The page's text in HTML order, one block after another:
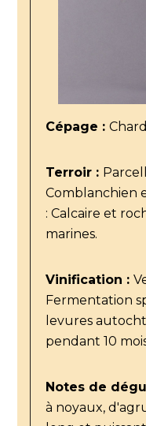
Cépage :
Terroir :
Comblanchien
: Calcaire et
marines.
Vinification :
Fermentation
levures
pendant 10
Notes de
à noyaux,